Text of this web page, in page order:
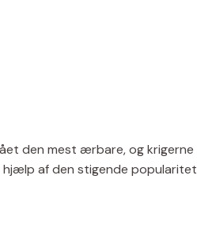
den mest ærbare, og krigerne
hjælp af den stigende popularitet